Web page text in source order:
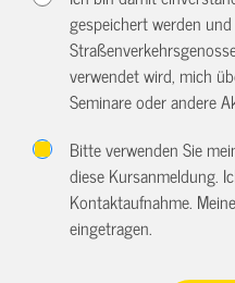
gespeichert werden
verwendet wird, mich
Seminare oder andere
Bitte verwenden Sie
diese Kursanmeldung.
Kontaktaufnahme.
eingetragen.